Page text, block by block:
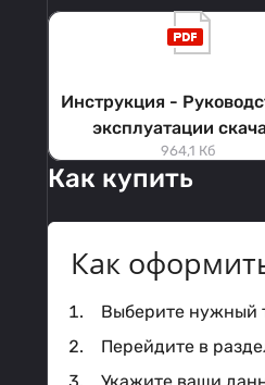
Инструкция -
эксплуатации
964,1 Кб
Как купить
Как
Выберите нужный
Перейдите в